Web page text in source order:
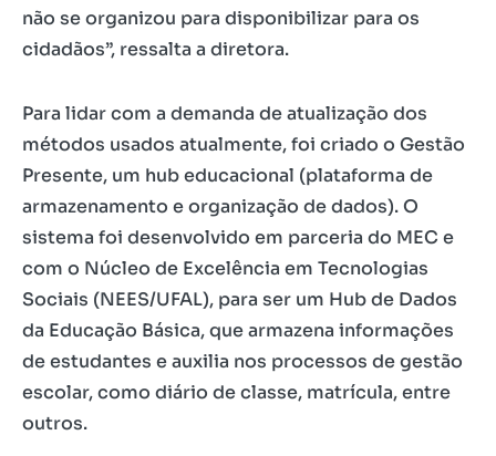
não se organizou para disponibilizar para os
cidadãos”, ressalta a diretora.
Para lidar com a demanda de atualização dos
métodos usados atualmente, foi criado o Gestão
Presente, um hub educacional (plataforma de
armazenamento e organização de dados). O
sistema foi desenvolvido em parceria do MEC e
com o Núcleo de Excelência em Tecnologias
Sociais (NEES/UFAL), para ser um Hub de Dados
da Educação Básica, que armazena informações
de estudantes e auxilia nos processos de gestão
escolar, como diário de classe, matrícula, entre
outros.